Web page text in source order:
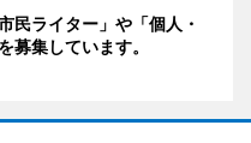
民ライター」や「個人・
募集しています。